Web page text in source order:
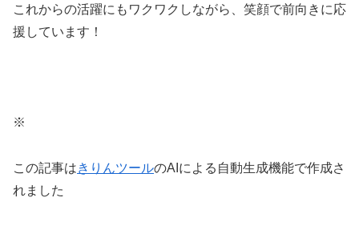
これからの活躍にもワクワクしながら、笑顔で前向きに応
援しています！
※
この記事はきりんツールのAIによる自動生成機能で作成さ
れました